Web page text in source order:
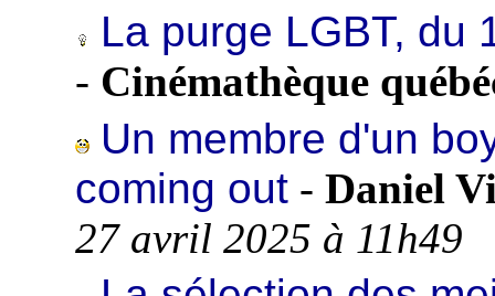
La purge LGBT, du
- Cinémathèque
Un membre d'un
coming out - Daniel
27 avril 2025 à 11h49